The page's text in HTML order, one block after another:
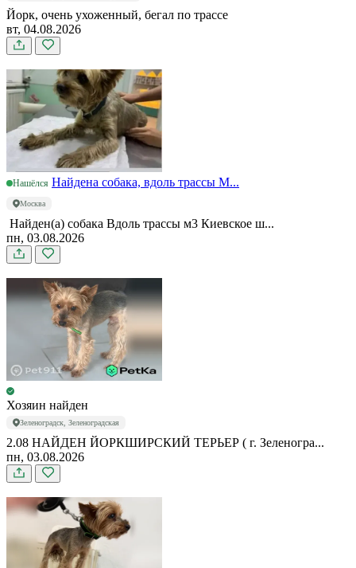
Йорк, очень ухоженный, бегал по трассе
вт, 04.08.2026
Нашёлся Найдена собака, вдоль трассы М...
Москва
️ Найден(а) собака Вдоль трассы м3 Киевское ш...
пн, 03.08.2026
Хозяин найден
Зеленоградск, Зеленоградская
2.08 НАЙДЕН ЙОРКШИРСКИЙ ТЕРЬЕР ( г. Зеленогра...
пн, 03.08.2026